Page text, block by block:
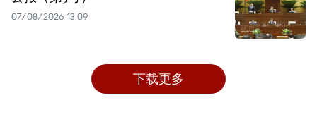
07/08/2026 13:09
下载更多